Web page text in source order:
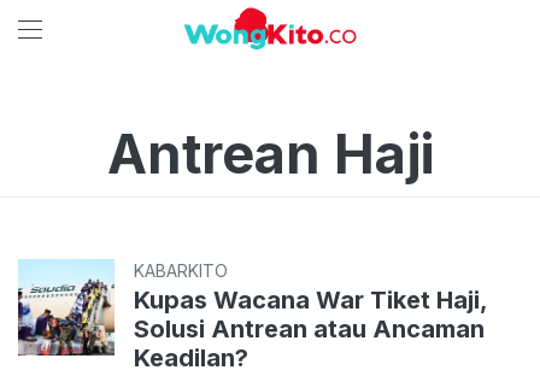
Antrean Haji
KABARKITO
Kupas Wacana War Tiket Haji,
Solusi Antrean atau Ancaman
Keadilan?